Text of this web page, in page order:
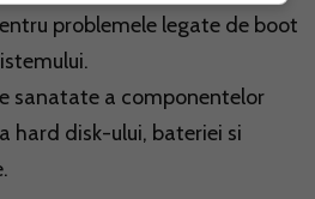
problemele legate de boot
sanatate a componentelor
hard disk-ului, bateriei si